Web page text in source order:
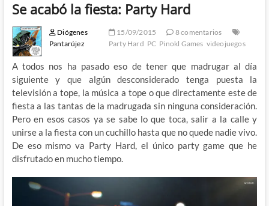
Se acabó la fiesta: Party Hard
Diógenes
Pantarújez
15/09/2015
8 comentarios
Party Hard PC Pinokl Games videojuegos
A todos nos ha pasado eso de tener que madrugar al día
siguiente y que algún desconsiderado tenga puesta la
televisión a tope, la música a tope o que directamente este de
fiesta a las tantas de la madrugada sin ninguna consideración.
Pero en esos casos ya se sabe lo que toca, salir a la calle y
unirse a la fiesta con un cuchillo hasta que no quede nadie vivo.
De eso mismo va Party Hard, el único party game que he
disfrutado en mucho tiempo.